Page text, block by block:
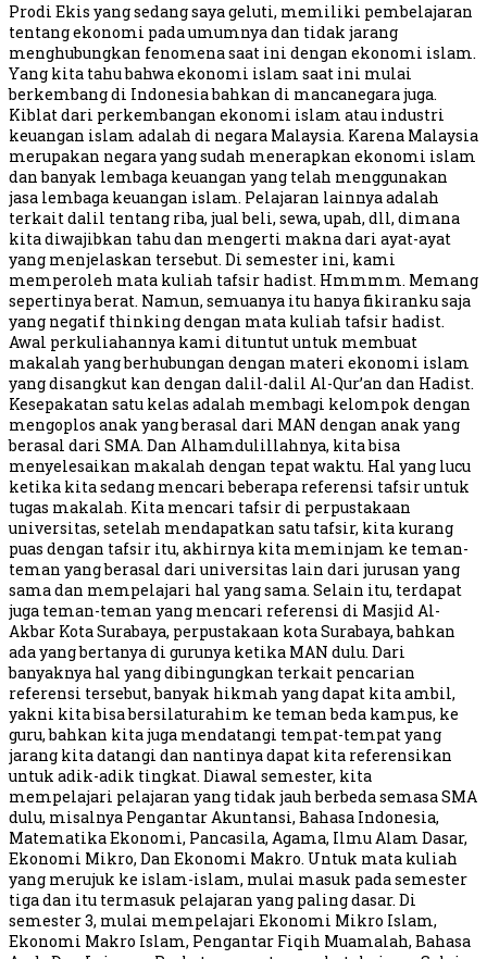
Prodi Ekis yang sedang saya geluti, memiliki pembelajaran
tentang ekonomi pada umumnya dan tidak jarang
menghubungkan fenomena saat ini dengan ekonomi islam.
Yang kita tahu bahwa ekonomi islam saat ini mulai
berkembang di Indonesia bahkan di mancanegara juga.
Kiblat dari perkembangan ekonomi islam atau industri
keuangan islam adalah di negara Malaysia. Karena Malaysia
merupakan negara yang sudah menerapkan ekonomi islam
dan banyak lembaga keuangan yang telah menggunakan
jasa lembaga keuangan islam. Pelajaran lainnya adalah
terkait dalil tentang riba, jual beli, sewa, upah, dll, dimana
kita diwajibkan tahu dan mengerti makna dari ayat-ayat
yang menjelaskan tersebut. Di semester ini, kami
memperoleh mata kuliah tafsir hadist. Hmmmm. Memang
sepertinya berat. Namun, semuanya itu hanya fikiranku saja
yang negatif thinking dengan mata kuliah tafsir hadist.
Awal perkuliahannya kami dituntut untuk membuat
makalah yang berhubungan dengan materi ekonomi islam
yang disangkut kan dengan dalil-dalil Al-Qur’an dan Hadist.
Kesepakatan satu kelas adalah membagi kelompok dengan
mengoplos anak yang berasal dari MAN dengan anak yang
berasal dari SMA. Dan Alhamdulillahnya, kita bisa
menyelesaikan makalah dengan tepat waktu. Hal yang lucu
ketika kita sedang mencari beberapa referensi tafsir untuk
tugas makalah. Kita mencari tafsir di perpustakaan
universitas, setelah mendapatkan satu tafsir, kita kurang
puas dengan tafsir itu, akhirnya kita meminjam ke teman-
teman yang berasal dari universitas lain dari jurusan yang
sama dan mempelajari hal yang sama. Selain itu, terdapat
juga teman-teman yang mencari referensi di Masjid Al-
Akbar Kota Surabaya, perpustakaan kota Surabaya, bahkan
ada yang bertanya di gurunya ketika MAN dulu. Dari
banyaknya hal yang dibingungkan terkait pencarian
referensi tersebut, banyak hikmah yang dapat kita ambil,
yakni kita bisa bersilaturahim ke teman beda kampus, ke
guru, bahkan kita juga mendatangi tempat-tempat yang
jarang kita datangi dan nantinya dapat kita referensikan
untuk adik-adik tingkat. Diawal semester, kita
mempelajari pelajaran yang tidak jauh berbeda semasa SMA
dulu, misalnya Pengantar Akuntansi, Bahasa Indonesia,
Matematika Ekonomi, Pancasila, Agama, Ilmu Alam Dasar,
Ekonomi Mikro, Dan Ekonomi Makro. Untuk mata kuliah
yang merujuk ke islam-islam, mulai masuk pada semester
tiga dan itu termasuk pelajaran yang paling dasar. Di
semester 3, mulai mempelajari Ekonomi Mikro Islam,
Ekonomi Makro Islam, Pengantar Fiqih Muamalah, Bahasa